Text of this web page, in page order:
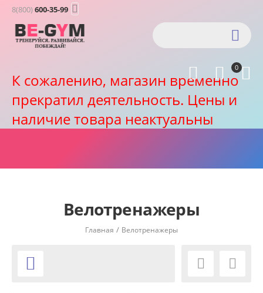
8(800)600-35-99 
0 



К сожалению, магазин временно
прекратил деятельность. Цены и
наличие товара неактуальны
Велотренажеры
Главная / Велотренажеры
  